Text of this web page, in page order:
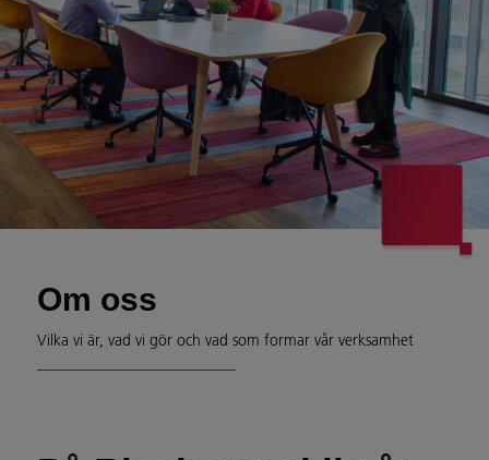
Om oss
Vilka vi är, vad vi gör och vad som formar vår verksamhet